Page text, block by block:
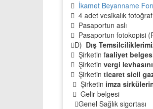
 İkamet Beyanname
 4 adet vesikalık fotoğraf
 Pasaportun aslı
 Pasaportun fotokopisi
D) Dış
 Şirketin faaliyet
 Şirketin vergi
 Şirketin ticaret sicil
 Şirketin imza
 Gelir belgesi
Genel Sağlık sigortası